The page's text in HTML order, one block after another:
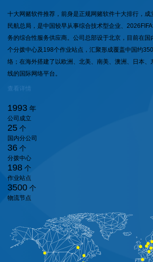
十大网赌软件推荐，前身是正规网赌软件十大排行，成
民航总局，是中国较早从事综合技术型企业、
务的综合性服务供应商。公司总部设于北京，目前在
个分拨中心及198个作业站点，汇聚形成覆盖中国约
络；在海外搭建了以欧洲、北美、南美、澳洲、日本、
线的国际网络平台。
查看详情
1993 年
公司成立
25 个
国内分公司
36 个
分拨中心
198 个
作业站点
3500 个
物流节点